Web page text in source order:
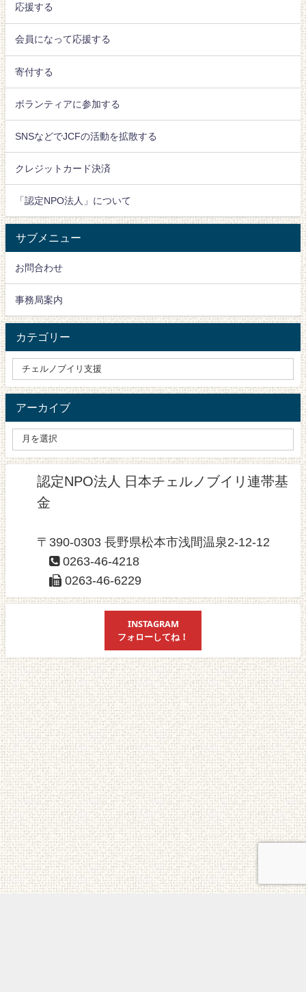
応援する
会員になって応援する
寄付する
ボランティアに参加する
SNSなどでJCFの活動を拡散する
クレジットカード決済
「認定NPO法人」について
サブメニュー
お問合わせ
事務局案内
カテゴリー
アーカイブ
認定NPO法人 日本チェルノブイリ連帯基
金
〒390-0303 長野県松本市浅間温泉2-12-12
0263-46-4218
0263-46-6229
INSTAGRAM
フォローしてね！